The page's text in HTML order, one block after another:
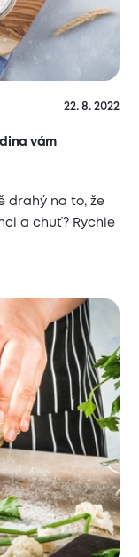
22. 8. 2022
vám
drahý na to, že
a chuť? Rychle